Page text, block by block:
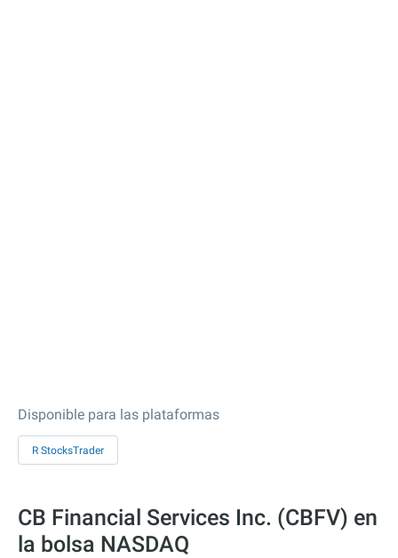
Disponible para las plataformas
R StocksTrader
CB Financial Services Inc. (CBFV) en
la bolsa NASDAQ